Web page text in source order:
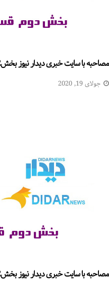
مصاحبه با سایت خبری دیدار نیوز بخش2قسمت16
جولای 19, 2020
مصاحبه با سایت خبری دیدار نیوز بخش2قسمت15